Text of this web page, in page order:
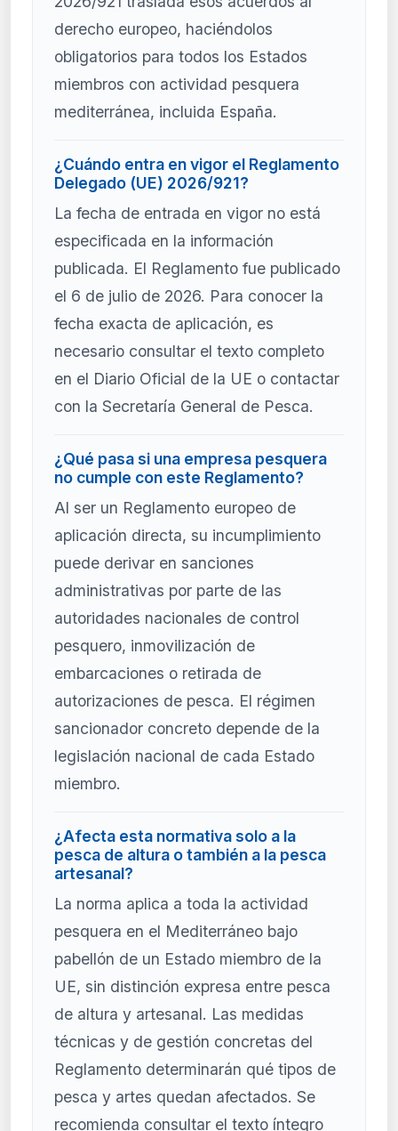
derecho europeo, haciéndolos
obligatorios para todos los Estados
miembros con actividad pesquera
mediterránea, incluida España.
¿Cuándo entra en vigor el Reglamento
Delegado (UE) 2026/921?
La fecha de entrada en vigor no está
especificada en la información
publicada. El Reglamento fue publicado
el 6 de julio de 2026. Para conocer la
fecha exacta de aplicación, es
necesario consultar el texto completo
en el Diario Oficial de la UE o contactar
con la Secretaría General de Pesca.
¿Qué pasa si una empresa pesquera
no cumple con este Reglamento?
Al ser un Reglamento europeo de
aplicación directa, su incumplimiento
puede derivar en sanciones
administrativas por parte de las
autoridades nacionales de control
pesquero, inmovilización de
embarcaciones o retirada de
autorizaciones de pesca. El régimen
sancionador concreto depende de la
legislación nacional de cada Estado
miembro.
¿Afecta esta normativa solo a la
pesca de altura o también a la pesca
artesanal?
La norma aplica a toda la actividad
pesquera en el Mediterráneo bajo
pabellón de un Estado miembro de la
UE, sin distinción expresa entre pesca
de altura y artesanal. Las medidas
técnicas y de gestión concretas del
Reglamento determinarán qué tipos de
pesca y artes quedan afectados. Se
recomienda consultar el texto íntegro